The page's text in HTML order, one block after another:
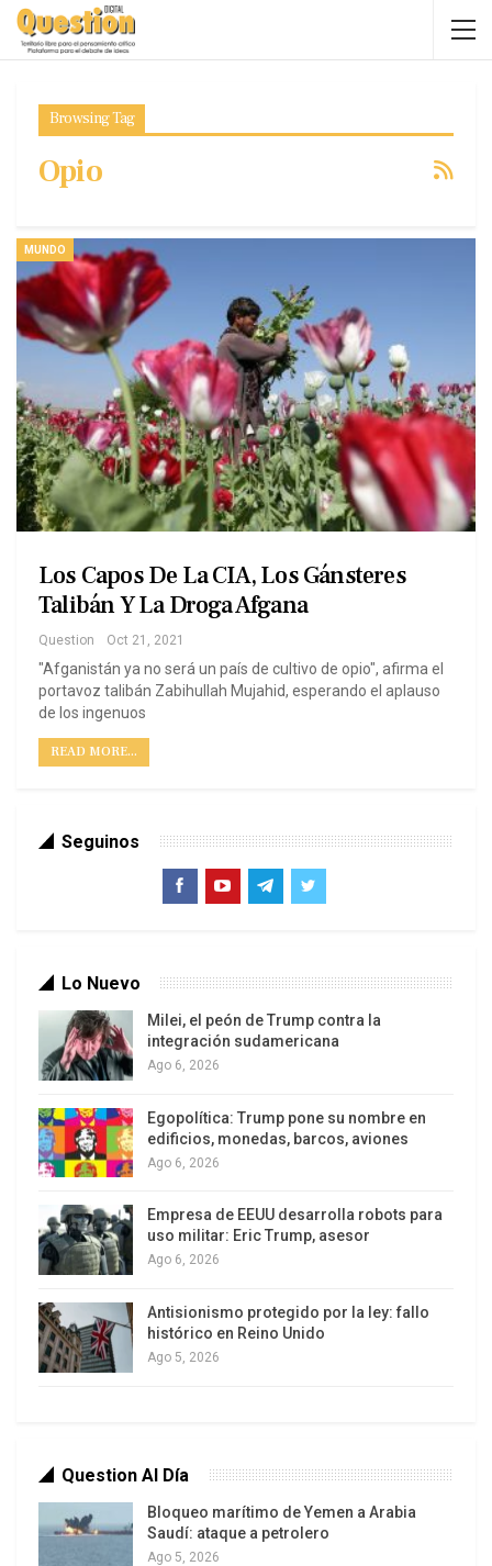
Browsing Tag
Opio
MUNDO
Los Capos De La CIA, Los Gánsteres
Talibán Y La Droga Afgana
Question Oct 21, 2021
"Afganistán ya no será un país de cultivo de opio", afirma el
portavoz talibán Zabihullah Mujahid, esperando el aplauso
de los ingenuos
READ MORE...
Seguinos
Lo Nuevo
Milei, el peón de Trump contra la
integración sudamericana
Ago 6, 2026
Egopolítica: Trump pone su nombre en
edificios, monedas, barcos, aviones
Ago 6, 2026
Empresa de EEUU desarrolla robots para
uso militar: Eric Trump, asesor
Ago 6, 2026
Antisionismo protegido por la ley: fallo
histórico en Reino Unido
Ago 5, 2026
Question Al Día
Bloqueo marítimo de Yemen a Arabia
Saudí: ataque a petrolero
Ago 5, 2026